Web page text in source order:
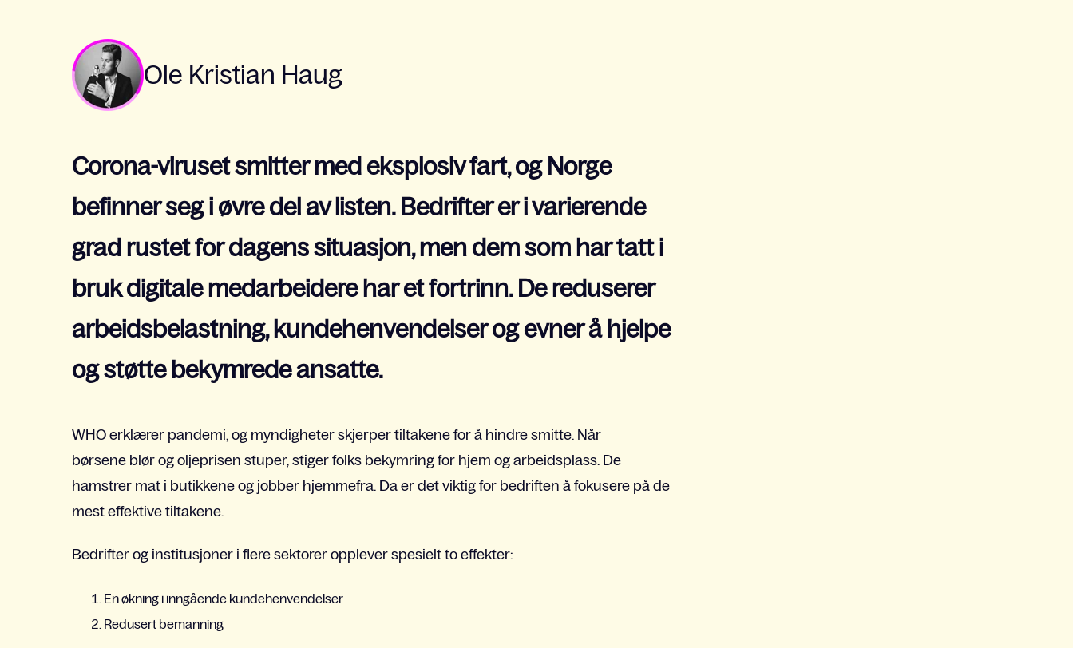
Ole Kristian Haug
Corona-viruset smitter med eksplosiv fart, og Norge
befinner seg i øvre del av listen. Bedrifter er i varierende
grad rustet for dagens situasjon, men dem som har tatt i
bruk digitale medarbeidere har et fortrinn. De reduserer
arbeidsbelastning, kundehenvendelser og evner å hjelpe
og støtte bekymrede ansatte.
WHO erklærer pandemi, og myndigheter skjerper tiltakene for å hindre smitte. Når
børsene blør og oljeprisen stuper, stiger folks bekymring for hjem og arbeidsplass. De
hamstrer mat i butikkene og jobber hjemmefra. Da er det viktig for bedriften å fokusere på de
mest effektive tiltakene.
Bedrifter og institusjoner i flere sektorer opplever spesielt to effekter:
En økning i inngående kundehenvendelser
Redusert bemanning